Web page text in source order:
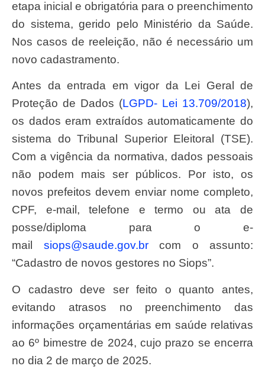
etapa inicial e obrigatória para o preenchimento
do sistema, gerido pelo Ministério da Saúde.
Nos casos de reeleição, não é necessário um
novo cadastramento.
Antes da entrada em vigor da Lei Geral de
Proteção de Dados (LGPD- Lei 13.709/2018),
os dados eram extraídos automaticamente do
sistema do Tribunal Superior Eleitoral (TSE).
Com a vigência da normativa, dados pessoais
não podem mais ser públicos. Por isto, os
novos prefeitos devem enviar nome completo,
CPF, e-mail, telefone e termo ou ata de
posse/diploma para o e-
mail siops@saude.gov.brcom o assunto:
“Cadastro de novos gestores no Siops”.
O cadastro deve ser feito o quanto antes,
evitando atrasos no preenchimento das
informações orçamentárias em saúde relativas
ao 6º bimestre de 2024, cujo prazo se encerra
no dia 2 de março de 2025.